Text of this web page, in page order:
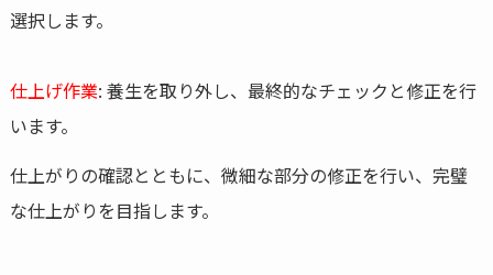
選択します。
仕上げ作業: 養生を取り外し、最終的なチェックと修正を行
います。
仕上がりの確認とともに、微細な部分の修正を行い、完璧
な仕上がりを目指します。